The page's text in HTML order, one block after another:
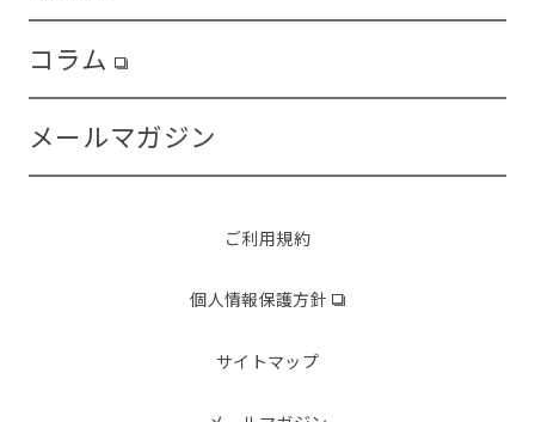
コラム
メールマガジン
ご利用規約
個人情報保護方針
サイトマップ